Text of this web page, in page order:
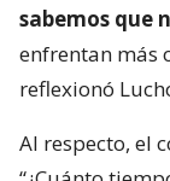
sabemos que
enfrentan más
reflexionó
Al respecto, el